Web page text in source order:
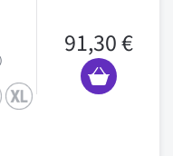
91,30 €